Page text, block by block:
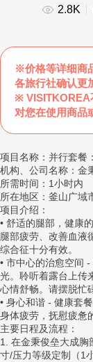
2.8K
※价格等详细商
各旅行社确认更
※ VISITKOREA
对您在使用商品
项目名称：并行套餐
机构、公司名称：金
所需时间：1小时内
所在地区：釜山广域
项目介绍：
• 舒适的腿部，健康
腿部疲劳、改善血液
综合征十分有效。
• 市中心的治愈空间
光。聆听着露台上传
心情舒畅。请摆脱忙
• 身心和谐 - 健康套
身体疲劳，抚慰疲惫
主要日程及流程：
1. 在金秉俊垒大成胸
寸/压力等级定制（1